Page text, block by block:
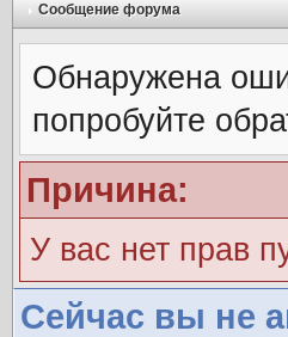
Сообщение форума
Обнаружена
попробуйте
Причина:
У вас нет прав
Сейчас вы не